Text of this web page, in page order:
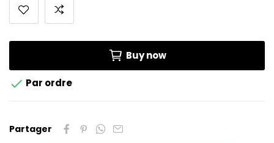
Buy now
 Par ordre
Partager